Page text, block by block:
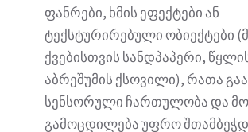
ფანრები, ხმის ეფექტები ან
ტექსტურირებული ობიექტები
ქვებისთვის სანდპაპერი,
აბრეშუმის ქსოვილი), რათა
სენსორული ჩართულობა და
გამოცდილება უფრო